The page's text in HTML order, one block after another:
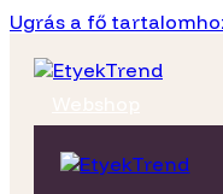
Ugrás a fő